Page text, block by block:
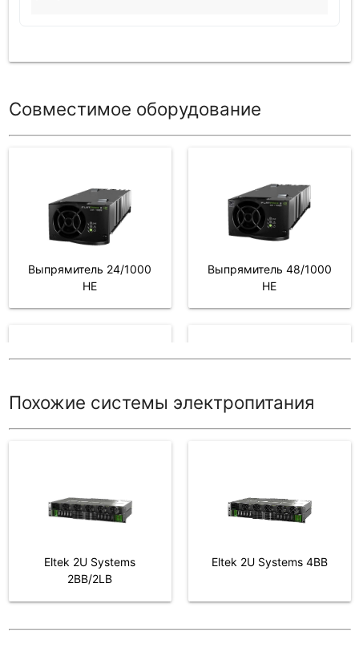
Совместимое оборудование
Выпрямитель 24/1000
HE
Выпрямитель 48/1000
HE
Похожие системы электропитания
Eltek 2U Systems
2BB/2LB
Eltek 2U Systems 4BB